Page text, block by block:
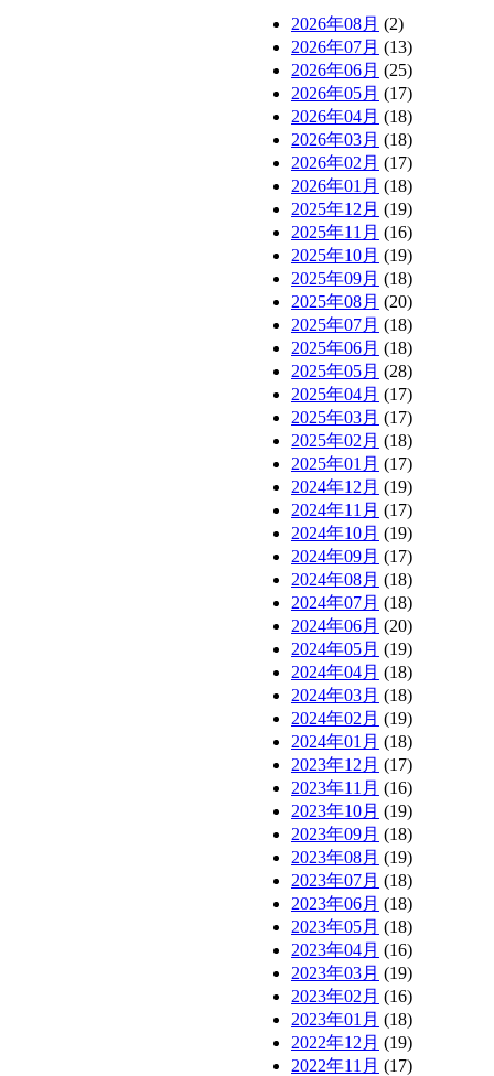
2026年08月 (2)
2026年07月 (13)
2026年06月 (25)
2026年05月 (17)
2026年04月 (18)
2026年03月 (18)
2026年02月 (17)
2026年01月 (18)
2025年12月 (19)
2025年11月 (16)
2025年10月 (19)
2025年09月 (18)
2025年08月 (20)
2025年07月 (18)
2025年06月 (18)
2025年05月 (28)
2025年04月 (17)
2025年03月 (17)
2025年02月 (18)
2025年01月 (17)
2024年12月 (19)
2024年11月 (17)
2024年10月 (19)
2024年09月 (17)
2024年08月 (18)
2024年07月 (18)
2024年06月 (20)
2024年05月 (19)
2024年04月 (18)
2024年03月 (18)
2024年02月 (19)
2024年01月 (18)
2023年12月 (17)
2023年11月 (16)
2023年10月 (19)
2023年09月 (18)
2023年08月 (19)
2023年07月 (18)
2023年06月 (18)
2023年05月 (18)
2023年04月 (16)
2023年03月 (19)
2023年02月 (16)
2023年01月 (18)
2022年12月 (19)
2022年11月 (17)